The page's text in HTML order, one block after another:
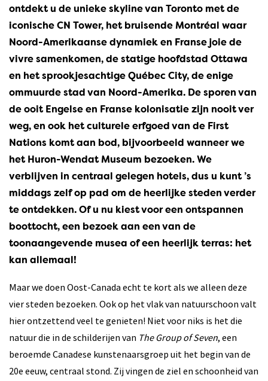
ontdekt u de unieke skyline van Toronto met de
iconische CN Tower, het bruisende Montréal waar
Noord-Amerikaanse dynamiek en Franse joie de
vivre samenkomen, de statige hoofdstad Ottawa
en het sprookjesachtige Québec City, de enige
ommuurde stad van Noord-Amerika. De sporen van
de ooit Engelse en Franse kolonisatie zijn nooit ver
weg, en ook het culturele erfgoed van de First
Nations komt aan bod, bijvoorbeeld wanneer we
het Huron-Wendat Museum bezoeken. We
verblijven in centraal gelegen hotels, dus u kunt ’s
middags zelf op pad om de heerlijke steden verder
te ontdekken. Of u nu kiest voor een ontspannen
boottocht, een bezoek aan een van de
toonaangevende musea of een heerlijk terras: het
kan allemaal!
Maar we doen Oost-Canada echt te kort als we alleen deze
vier steden bezoeken. Ook op het vlak van natuurschoon valt
hier ontzettend veel te genieten! Niet voor niks is het die
natuur die in de schilderijen van The Group of Seven, een
beroemde Canadese kunstenaarsgroep uit het begin van de
20e eeuw, centraal stond. Zij vingen de ziel en schoonheid van